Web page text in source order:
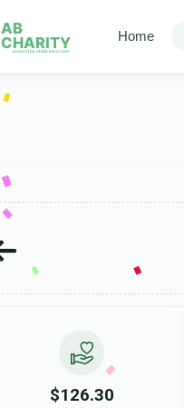
AB
CHARITY
powerd by ahblicklive.com
Home
$126.30